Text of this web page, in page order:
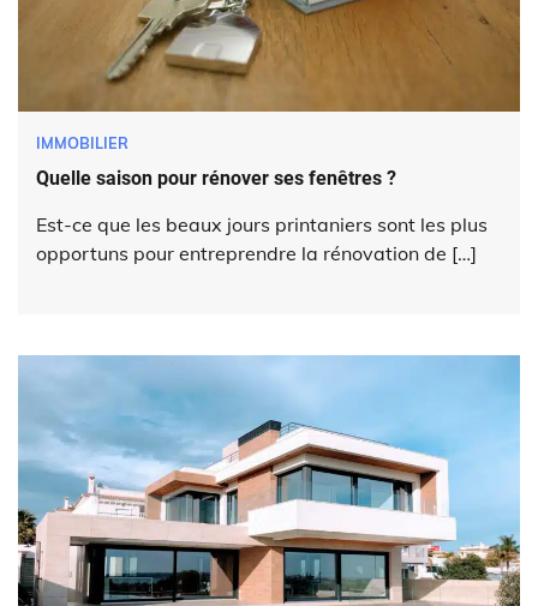
IMMOBILIER
Quelle saison pour rénover ses fenêtres ?
Est-ce que les beaux jours printaniers sont les plus
opportuns pour entreprendre la rénovation de […]